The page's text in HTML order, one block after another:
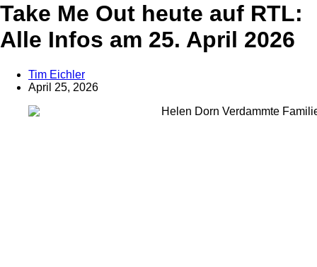
Take Me Out heute auf RTL:
Alle Infos am 25. April 2026
Tim Eichler
April 25, 2026